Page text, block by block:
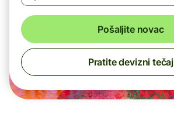
Pošaljite novac
Pratite devizni tečaj